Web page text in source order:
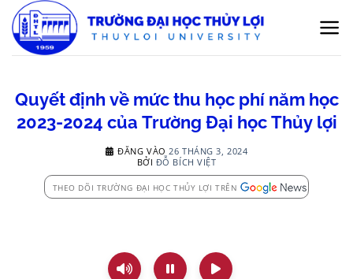
qua
nội
Quyết định về mức thu học phí năm học
2023-2024 của Trường Đại học Thủy lợi
ĐĂNG VÀO 26 THÁNG 3, 2024
BỞI ĐỖ BÍCH VIỆT
THEO DÕI TRƯỜNG ĐẠI HỌC THỦY LỢI TRÊN